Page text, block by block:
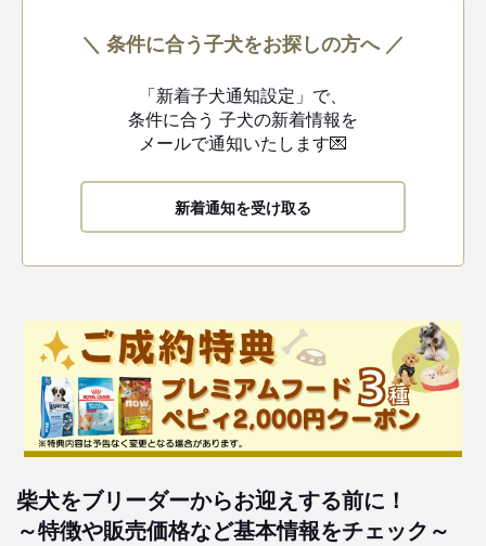
＼ 条件に合う子犬をお探しの方へ ／
「新着子犬通知設定」で、
条件に合う 子犬の新着情報を
メールで通知いたします💌
新着通知を受け取る
柴犬をブリーダーからお迎えする前に！
～特徴や販売価格など基本情報をチェック～